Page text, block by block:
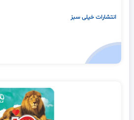
انتشارات خیلی سبز